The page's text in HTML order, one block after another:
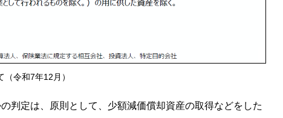
令和7年12月）
判定は、原則として、少額減価償却資産の取得などをした